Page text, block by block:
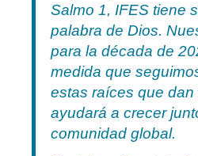
Salmo 1, IFES tiene
palabra de Dios.
para la década de
medida que
estas raíces que dan
ayudará a crecer
comunidad global.